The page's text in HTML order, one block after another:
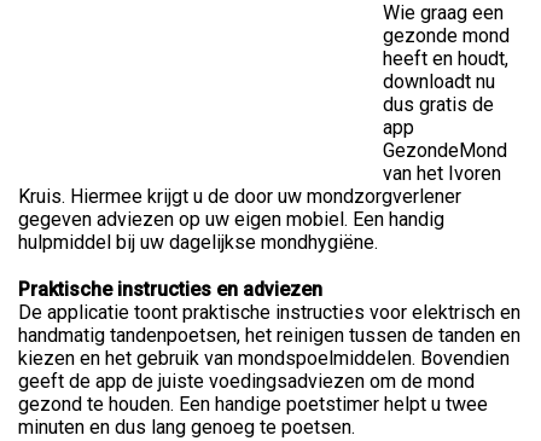
Wie graag een
gezonde mond
heeft en houdt,
downloadt nu
dus gratis de
app
GezondeMond
van het Ivoren
Kruis. Hiermee krijgt u de door uw mondzorgverlener
gegeven adviezen op uw eigen mobiel. Een handig
hulpmiddel bij uw dagelijkse mondhygiëne.
Praktische instructies en adviezen
De applicatie toont praktische instructies voor elektrisch en
handmatig tandenpoetsen, het reinigen tussen de tanden en
kiezen en het gebruik van mondspoelmiddelen. Bovendien
geeft de app de juiste voedingsadviezen om de mond
gezond te houden. Een handige poetstimer helpt u twee
minuten en dus lang genoeg te poetsen.